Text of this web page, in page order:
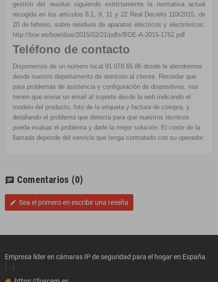
gestión del residuo siguiendo estrictamente la normativa actual
recogida en los artículos 8.1, 9, 11 y 22 Real Decreto 110/2015, de
20 de febrero, sobre residuos de aparatos eléctricos y electrónicos:
http://boe.es/boe/dias/2015/02/21/pdfs/BOE-A-2015-1762.pdf
Teléfono de contacto
Disponemos de un número local 91 078 65 86 donde le atendremos
desde nuestro departamento de atención al cliente. Recordar que
para problemas de asistencia y configuración de dispositivos, nos
tienen que enviar un email al soporte desde la web indicando el
modelo del producto, foto de la etiqueta y factura de compra, y
detallando el problema que detecta para que nuestros técnicos
pueda evaluar el problema y darle la mejor solución. El coste de la
llamada depende del servicio que tenga contratado con su operador
chat Comentarios (0)
edit Sea el primero en escribir una reseña
Empresa líder en cámaras IP de seguridad para el hogar en España.
[...]